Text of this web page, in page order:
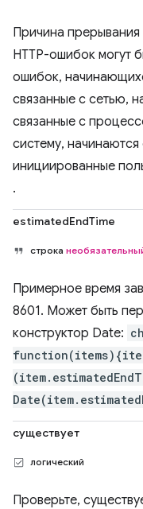
Причина прерывания
HTTP-ошибок могут
ошибок,
связанные с сетью,
связанные с
систему, начинаются
инициированные
.
estimatedEndTime
строка
Примерное время
8601. Может быть
конструктор Date:
существует
логический
Проверьте,